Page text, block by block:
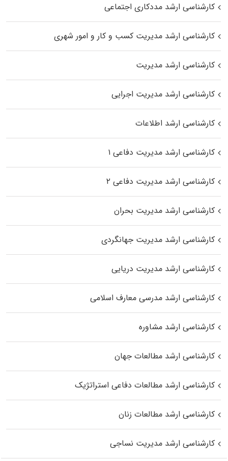
کارشناسی ارشد مددکاری اجتماعی
کارشناسی ارشد مدیریت کسب و کار و امور شهری
کارشناسی ارشد مدیریت
کارشناسی ارشد مدیریت اجرایی
کارشناسی ارشد اطلاعات
کارشناسی ارشد مدیریت دفاعی ۱
کارشناسی ارشد مدیریت دفاعی ۲
کارشناسی ارشد مدیریت بحران
کارشناسی ارشد مدیریت جهانگردی
کارشناسی ارشد مدیریت دریایی
کارشناسی ارشد مدرسی معارف اسلامی
کارشناسی ارشد مشاوره
کارشناسی ارشد مطالعات جهان
کارشناسی ارشد مطالعات دفاعی استراتژیک
کارشناسی ارشد مطالعات زنان
کارشناسی ارشد مدیریت نساجی